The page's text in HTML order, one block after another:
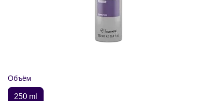
Объём
250 ml